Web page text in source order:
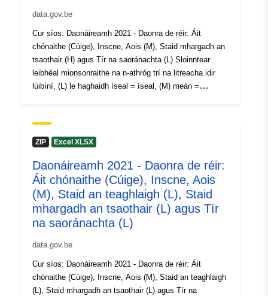
Taifead Catalóige: Curtha le data.europa.eu:
January 2025
Nuashonraithe ar data.europa.eu:
51.51 ] ]
Clóscríobh: Polygon
Aitheantóirí: NodeID5678
uriRef:
Cearta Rochtana: public
data.gov.be
Cur síos: Daonáireamh 2021 - Daonra de réir: Áit
chónaithe (Cúige), Inscne, Aois (M), Staid mhargadh an
tsaothair (H) agus Tír na saoránachta (L) Sloinntear
leibhéal mionsonraithe na n-athróg trí na litreacha idir
lúibíní, (L) le haghaidh íseal = íseal, (M) meán =
(AE) Uimh. 2017/543, Rialachán (CE) Uimh. 763/2008
Tá tuilleadh eolais, sonraí agus foilseacháin ar fáil ar
ZIP Excel XLSX
Daonáireamh 2021 - Daonra de réir:
Áit chónaithe (Cúige), Inscne, Aois
(M), Staid an teaghlaigh (L), Staid
mhargadh an tsaothair (L) agus Tír
na saoránachta (L)
data.gov.be
Cur síos: Daonáireamh 2021 - Daonra de réir: Áit
chónaithe (Cúige), Inscne, Aois (M), Staid an teaghlaigh
(L), Staid mhargadh an tsaothair (L) agus Tír na